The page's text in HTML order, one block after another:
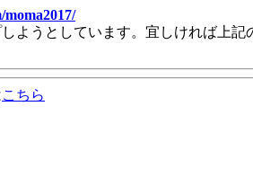
ようとしています。宜しければ上
こちら